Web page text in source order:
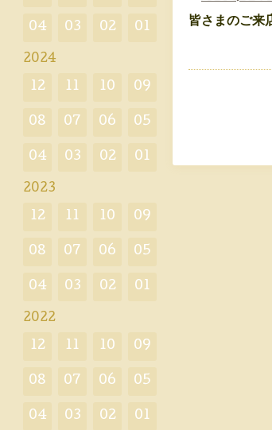
皆さまのご来
04 03 02 01
2024
12 11 10 09
08 07 06 05
04 03 02 01
2023
12 11 10 09
08 07 06 05
04 03 02 01
2022
12 11 10 09
08 07 06 05
04 03 02 01